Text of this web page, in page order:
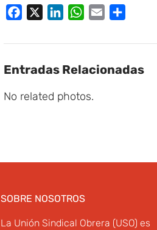
Facebook LinkedInWhatsApp
Email
Entradas Relacionadas
No related photos.
SOBRE NOSOTROS
La Unión Sindical Obrera (USO) es